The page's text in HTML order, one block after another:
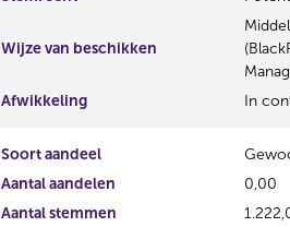
Wijze van beschikken
Afwikkeling
In
Soort aandeel
Aantal aandelen
0,00
Aantal stemmen